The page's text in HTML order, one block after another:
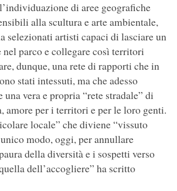
di aree geografiche
alla scultura e arte ambientale,
selezionati artisti capaci di lasciare un
nel parco e collegare così territori
dunque, una rete di rapporti che in
stati intessuti, ma che adesso
vera e propria “rete stradale” di
amore per i territori e per le loro genti.
locale” che diviene “vissuto
modo, oggi, per annullare
della diversità e i sospetti verso
dell’accogliere” ha scritto